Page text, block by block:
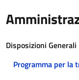
Disposizioni Generali
Programma per la